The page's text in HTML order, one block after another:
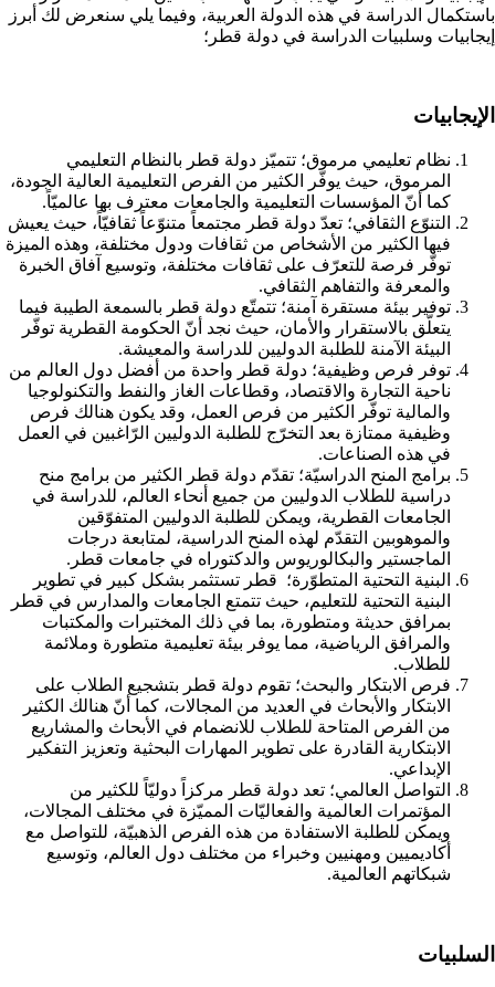
باستكمال الدراسة في هذه الدولة العربية، وفيما يلي سنعرض لك أبرز
إيجابيات وسلبيات الدراسة في دولة قطر؛
الإيجابيات
نظام تعليمي مرموق؛ تتميّز دولة قطر بالنظام التعليمي
المرموق، حيث يوفّر الكثير من الفرص التعليمية العالية الجودة،
كما أنّ المؤسسات التعليمية والجامعات معترف بها عالميّاً.
التنوّع الثقافي؛ تعدّ دولة قطر مجتمعاً متنوّعاً ثقافيّاً، حيث يعيش
فيها الكثير من الأشخاص من ثقافات ودول مختلفة، وهذه الميزة
توفّر فرصة للتعرّف على ثقافات مختلفة، وتوسيع آفاق الخبرة
والمعرفة والتفاهم الثقافي.
توفير بيئة مستقرة آمنة؛ تتمتّع دولة قطر بالسمعة الطيبة فيما
يتعلّق بالاستقرار والأمان، حيث نجد أنّ الحكومة القطرية توفّر
البيئة الآمنة للطلبة الدوليين للدراسة والمعيشة.
توفر فرص وظيفية؛ دولة قطر واحدة من أفضل دول العالم من
ناحية التجارة والاقتصاد، وقطاعات الغاز والنفط والتكنولوجيا
والمالية توفّر الكثير من فرص العمل، وقد يكون هنالك فرص
وظيفية ممتازة بعد التخرّج للطلبة الدوليين الرّاغبين في العمل
في هذه الصناعات.
برامج المنح الدراسيّة؛ تقدّم دولة قطر الكثير من برامج منح
دراسية للطلاب الدوليين من جميع أنحاء العالم، للدراسة في
الجامعات القطرية، ويمكن للطلبة الدوليين المتفوّقين
والموهوبين التقدّم لهذه المنح الدراسية، لمتابعة درجات
الماجستير والبكالوريوس والدكتوراه في جامعات قطر.
البنية التحتية المتطوّرة؛ قطر تستثمر بشكل كبير في تطوير
البنية التحتية للتعليم، حيث تتمتع الجامعات والمدارس في قطر
بمرافق حديثة ومتطورة، بما في ذلك المختبرات والمكتبات
والمرافق الرياضية، مما يوفر بيئة تعليمية متطورة وملائمة
للطلاب.
فرص الابتكار والبحث؛ تقوم دولة قطر بتشجيع الطلاب على
الابتكار والأبحاث في العديد من المجالات، كما أنّ هنالك الكثير
من الفرص المتاحة للطلاب للانضمام في الأبحاث والمشاريع
الابتكارية القادرة على تطوير المهارات البحثية وتعزيز التفكير
الإبداعي.
التواصل العالمي؛ تعد دولة قطر مركزاً دوليّاً للكثير من
المؤتمرات العالمية والفعاليّات المميّزة في مختلف المجالات،
ويمكن للطلبة الاستفادة من هذه الفرص الذهبيّة، للتواصل مع
أكاديميين ومهنيين وخبراء من مختلف دول العالم، وتوسيع
شبكاتهم العالمية.
السلبيات